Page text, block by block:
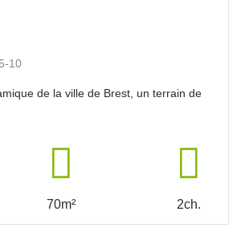
10
de la ville de Brest, un terrain de
70m² 2ch.